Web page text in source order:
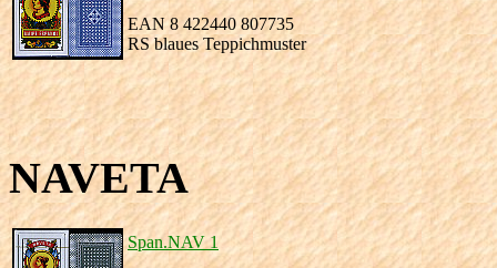
EAN 8 422440 807735
RS blaues Teppichmuster
NAVETA
Span.NAV 1